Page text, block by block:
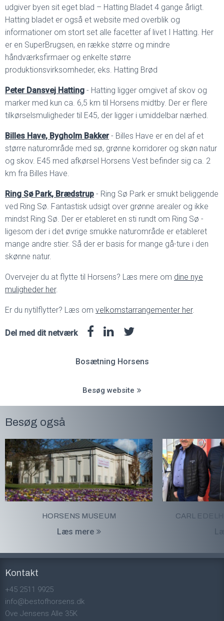
udgiver byen sit eget blad – Hatting Bladet 4 gange årligt.
Hatting bladet er også et website med overblik og
informationer om stort set alle facetter af livet I Hatting. Her
er en SuperBrugsen, en række større og mindre
håndværksfirmaer og enkelte større
produktionsvirksomheder, eks. Hatting Brød
Peter Dansvej Hatting - Hatting ligger omgivet af skov og
marker med kun ca. 6,5 km til Horsens midtby. Der er flere
tilkørselsmuligheder til E45, der ligger i umiddelbar nærhed.
Billes Have, Bygholm Bakker- Billes Have er en del af et
større naturområde med sø, grønne korridorer og skøn natur
og skov. E45 med afkørsel Horsens Vest befinder sig ca. 2
km fra Billes Have.
Ring Sø Park, Brædstrup - Ring Sø Park er smukt beliggende
ved Ring Sø. Fantastisk udsigt over grønne arealer og ikke
mindst Ring Sø. Der er etableret en sti rundt om Ring Sø -
ligesom der i det øvrige smukke naturområde er etableret
mange andre stier. Så der er basis for mange gå-ture i den
skønne natur.
Overvejer du at flytte til Horsens? Læs mere om dine nye
muligheder her.
Er du nytilflytter? Læs om velkomstarrangementer her.
Del med dit netværk
Bosætning Horsens
Besøg website
Besøg også
HORSENS MUSEUM
Læs mere
CARL
Kontakt
+45 2511 9925
info@bestofhorsens.dk
Ove Jensens Alle 35K